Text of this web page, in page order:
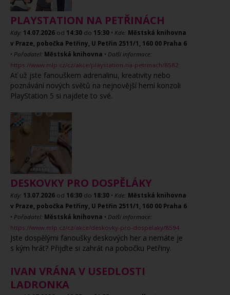
PLAYSTATION NA PETŘINÁCH
Kdy: 14.07.2026 od 14:30 do 15:30 • Kde: Městská knihovna
v Praze, pobočka Petřiny, U Petřin 2511/1, 160 00 Praha 6
• Pořadatel: Městská knihovna • Další informace:
https://www.mlp.cz/cz/akce/playstation-na-petrinach/8582
Ať už jste fanouškem adrenalinu, kreativity nebo
poznávání nových světů na nejnovější herní konzoli
PlayStation 5 si najdete to své.
DESKOVKY PRO DOSPĚLÁKY
Kdy: 13.07.2026 od 16:30 do 18:30 • Kde: Městská knihovna
v Praze, pobočka Petřiny, U Petřin 2511/1, 160 00 Praha 6
• Pořadatel: Městská knihovna • Další informace:
https://www.mlp.cz/cz/akce/deskovky-pro-dospelaky/8594
Jste dospělými fanoušky deskových her a nemáte je
s kým hrát? Přijďte si zahrát na pobočku Petřiny.
IVAN VRÁNA V USEDLOSTI
LADRONKA